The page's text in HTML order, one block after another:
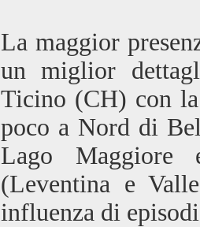
La maggior
un miglior
Ticino (CH) con
poco a Nord di
Lago
(Leventina e
influenza di